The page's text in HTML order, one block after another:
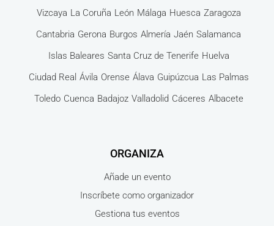
Vizcaya La Coruña León Málaga Huesca Zaragoza
Cantabria Gerona Burgos Almería Jaén Salamanca
Islas Baleares Santa Cruz de Tenerife Huelva
Ciudad Real Ávila Orense Álava Guipúzcua Las Palmas
Toledo Cuenca Badajoz Valladolid Cáceres Albacete
ORGANIZA
Añade un evento
Inscríbete como organizador
Gestiona tus eventos